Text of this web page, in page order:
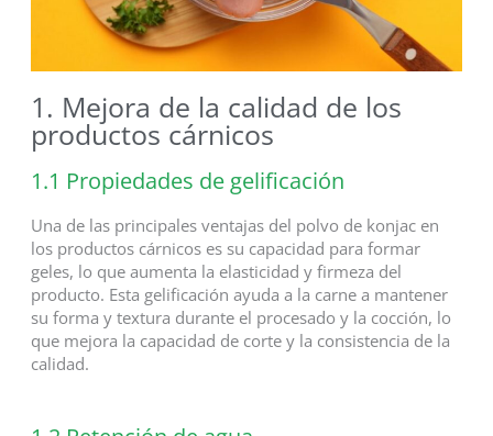
1. Mejora de la calidad de los
productos cárnicos
1.1 Propiedades de gelificación
Una de las principales ventajas del polvo de konjac en
los productos cárnicos es su capacidad para formar
geles, lo que aumenta la elasticidad y firmeza del
producto. Esta gelificación ayuda a la carne a mantener
su forma y textura durante el procesado y la cocción, lo
que mejora la capacidad de corte y la consistencia de la
calidad.